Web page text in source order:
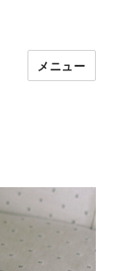
メニュー